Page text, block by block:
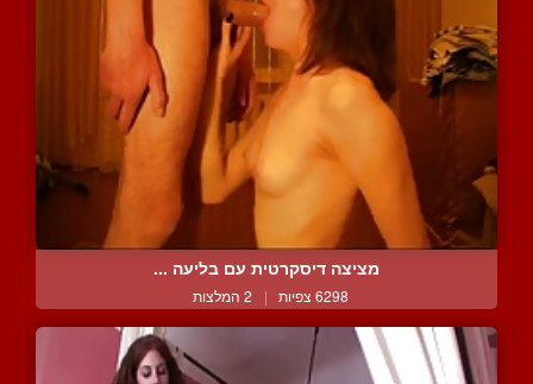
מציצה דיסקרטית עם בליעה ...
6298 צפיות | 2 המלצות